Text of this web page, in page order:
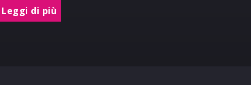
Leggi di più